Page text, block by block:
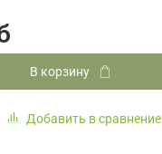
Добавить в сравнение
В корзину